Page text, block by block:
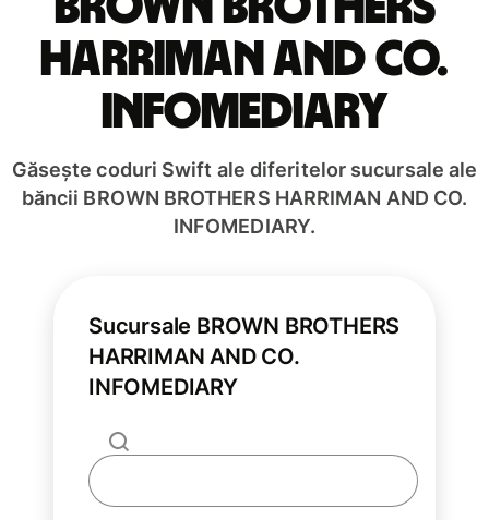
HARRIMAN AND CO.
INFOMEDIARY
Găsește coduri Swift ale diferitelor sucursale ale
băncii BROWN BROTHERS HARRIMAN AND CO.
INFOMEDIARY.
Sucursale BROWN BROTHERS
HARRIMAN AND CO.
INFOMEDIARY